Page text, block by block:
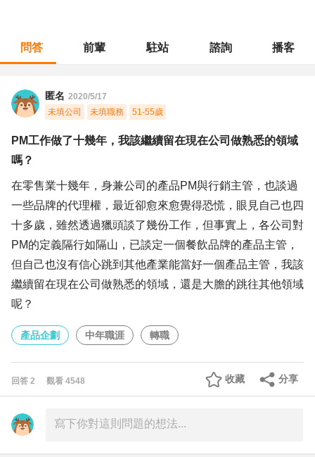
問答 前輩 駐站 諮詢 播客
匿名 2020/5/17
未填公司
未填職務 51-55歲
PM工作做了十幾年，我該繼續留在現在公司做熟悉的領域
嗎？
在零售業十幾年，身兼公司的產品PM與行銷主管，也談過
一些品牌的代理權，最近卻愈來愈覺得恐慌，眼見自己也四
十多歲，雖然透過獵頭談了幾份工作，但事實上，各公司對
PM的定義隔行如隔山，已談定一個餐飲品牌的產品主管，
但自己也沒有信心跳到其他產業能當好一個產品主管，我該
繼續留在現在公司做熟悉的領域，還是大膽的跳往其他領域
呢？
產品企劃 中年職涯 轉職
回答 2 觀看 4548 分享
收藏